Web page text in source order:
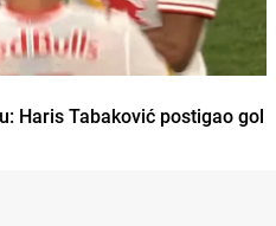
Haris Tabaković postigao gol